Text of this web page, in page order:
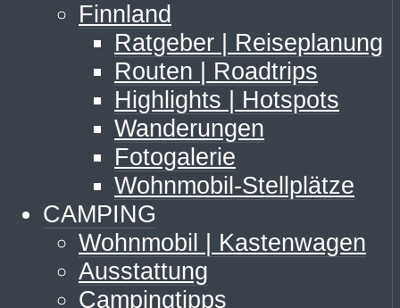
Finnland
Ratgeber | Reiseplanung
Routen | Roadtrips
Highlights | Hotspots
Wanderungen
Fotogalerie
Wohnmobil-Stellplätze
CAMPING
Wohnmobil | Kastenwagen
Ausstattung
Campingtipps